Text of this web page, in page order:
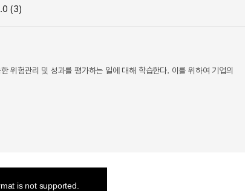
(3)
위험관리 및 성과를 평가하는 일에 대해 학습한다. 이를 위하여 기업의
is not supported.